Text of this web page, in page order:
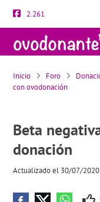
2.261
Inicio Foro
con ovodonación
Beta
donación
Actualizado el 30/07/2020